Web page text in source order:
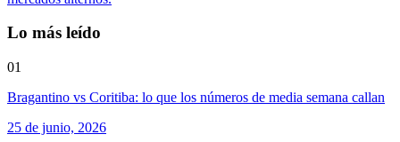
Lo más leído
01
Bragantino vs Coritiba: lo que los números de media semana callan
25 de junio, 2026